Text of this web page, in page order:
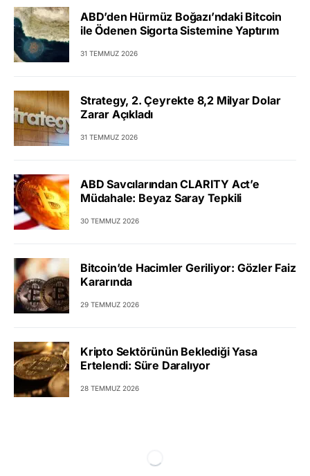
ABD’den Hürmüz Boğazı’ndaki Bitcoin
ile Ödenen Sigorta Sistemine Yaptırım
31 TEMMUZ 2026
Strategy, 2. Çeyrekte 8,2 Milyar Dolar
Zarar Açıkladı
31 TEMMUZ 2026
ABD Savcılarından CLARITY Act’e
Müdahale: Beyaz Saray Tepkili
30 TEMMUZ 2026
Bitcoin’de Hacimler Geriliyor: Gözler Faiz
Kararında
29 TEMMUZ 2026
Kripto Sektörünün Beklediği Yasa
Ertelendi: Süre Daralıyor
28 TEMMUZ 2026